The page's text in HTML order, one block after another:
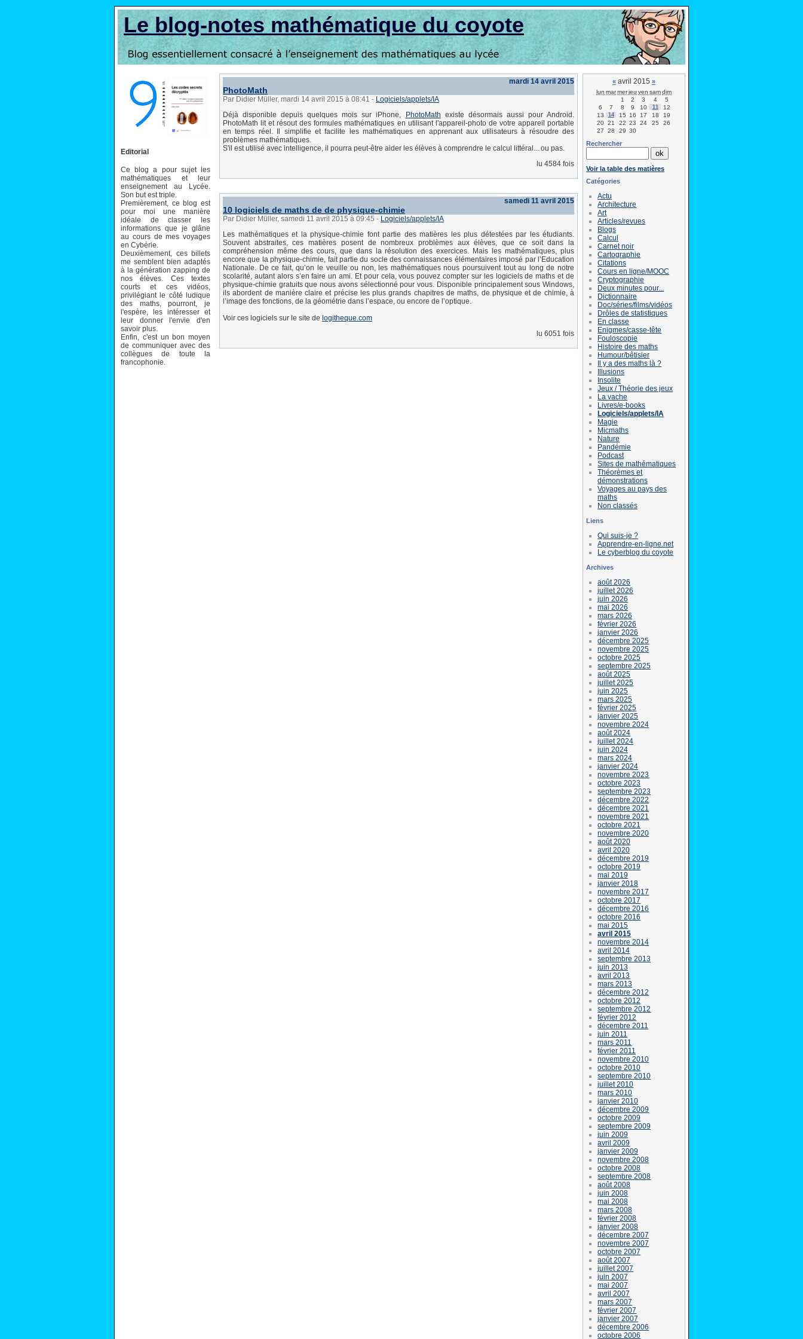
Le blog-notes mathématique du coyote
Editorial
Ce blog a pour sujet les
mathématiques et leur
enseignement au Lycée.
Son but est triple.
Premièrement, ce blog est
pour moi une manière
idéale de classer les
informations que je glâne
au cours de mes voyages
en Cybérie.
Deuxièmement, ces billets
me semblent bien adaptés
à la génération zapping de
nos élèves. Ces textes
courts et ces vidéos,
privilégiant le côté ludique
des maths, pourront, je
l'espère, les intéresser et
leur donner l'envie d'en
savoir plus.
Enfin, c'est un bon moyen
de communiquer avec des
collègues de toute la
francophonie.
mardi 14 avril 2015
PhotoMath
Par Didier Müller, mardi 14 avril 2015 à 08:41 - Logiciels/applets/IA
Déjà disponible depuis quelques mois sur iPhone,
PhotoMath existe désormais aussi pour Android.
PhotoMath lit et résout des formules mathématiques en utilisant l'appareil-photo de votre appareil portable
en temps réel. Il simplifie et facilite les mathématiques en apprenant aux utilisateurs à résoudre des
problèmes mathématiques.
S'il est utilisé avec intelligence, il pourra peut-être aider les élèves à comprendre le calcul littéral... ou pas.
lu 4584 fois
samedi 11 avril 2015
10 logiciels de maths de de physique-chimie
Par Didier Müller, samedi 11 avril 2015 à 09:45 - Logiciels/applets/IA
Les mathématiques et la physique-chimie font partie des matières les plus détestées par les étudiants.
Souvent abstraites, ces matières posent de nombreux problèmes aux élèves, que ce soit dans la
compréhension même des cours, que dans la résolution des exercices. Mais les mathématiques, plus
encore que la physique-chimie, fait partie du socle des connaissances élémentaires imposé par l’Education
Nationale. De ce fait, qu’on le veuille ou non, les mathématiques nous poursuivent tout au long de notre
scolarité, autant alors s’en faire un ami. Et pour cela, vous pouvez compter sur les logiciels de maths et de
physique-chimie gratuits que nous avons sélectionné pour vous. Disponible principalement sous Windows,
ils abordent de manière claire et précise les plus grands chapitres de maths, de physique et de chimie, à
l’image des fonctions, de la géométrie dans l’espace, ou encore de l’optique.
Voir ces logiciels sur le site de logitheque.com
lu 6051 fois
« avril 2015 »
lun marmerjeu ven samdim
1
2 3 4
5
6
7 8 9 10 11
12
13
14 15 16 17 18
19
20 21 22 23 24 25
26
27
28 29 30
Rechercher
Voir la table des matières
Catégories
Actu
Architecture
Art
Articles/revues
Blogs
Calcul
Carnet noir
Cartographie
Citations
Cours en ligne/MOOC
Cryptographie
Deux minutes pour...
Dictionnaire
Doc/séries/films/vidéos
Drôles de statistiques
En classe
Enigmes/casse-tête
Fouloscopie
Histoire des maths
Humour/bêtisier
Il y a des maths là ?
Illusions
Insolite
Jeux / Théorie des jeux
La vache
Livres/e-books
Logiciels/applets/IA
Magie
Micmaths
Nature
Pandémie
Podcast
Sites de mathématiques
Théorèmes et
démonstrations
Voyages au pays des
maths
Non classés
Liens
Qui suis-je ?
Apprendre-en-ligne.net
Le cyberblog du coyote
Archives
août 2026
juillet 2026
juin 2026
mai 2026
mars 2026
février 2026
janvier 2026
décembre 2025
novembre 2025
octobre 2025
septembre 2025
août 2025
juillet 2025
juin 2025
mars 2025
février 2025
janvier 2025
novembre 2024
août 2024
juillet 2024
juin 2024
mars 2024
janvier 2024
novembre 2023
octobre 2023
septembre 2023
décembre 2022
décembre 2021
novembre 2021
octobre 2021
novembre 2020
août 2020
avril 2020
décembre 2019
octobre 2019
mai 2019
janvier 2018
novembre 2017
octobre 2017
décembre 2016
octobre 2016
mai 2015
avril 2015
novembre 2014
avril 2014
septembre 2013
juin 2013
avril 2013
mars 2013
décembre 2012
octobre 2012
septembre 2012
février 2012
décembre 2011
juin 2011
mars 2011
février 2011
novembre 2010
octobre 2010
septembre 2010
juillet 2010
mars 2010
janvier 2010
décembre 2009
octobre 2009
septembre 2009
juin 2009
avril 2009
janvier 2009
novembre 2008
octobre 2008
septembre 2008
août 2008
juin 2008
mai 2008
mars 2008
février 2008
janvier 2008
décembre 2007
novembre 2007
octobre 2007
août 2007
juillet 2007
juin 2007
mai 2007
avril 2007
mars 2007
février 2007
janvier 2007
décembre 2006
octobre 2006